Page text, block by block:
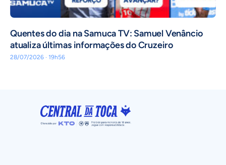
Quentes do dia na Samuca TV: Samuel Venâncio
atualiza últimas informações do Cruzeiro
28/07/2026 · 19h56